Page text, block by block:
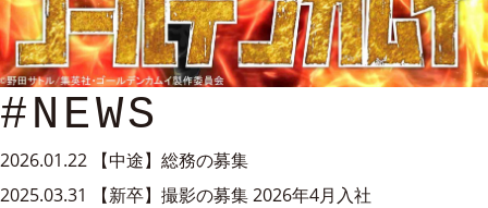
#NEWS
2026.01.22
【中途】総務の募集
2025.03.31
【新卒】撮影の募集 2026年4月入社